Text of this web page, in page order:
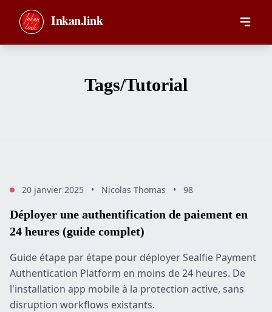
Aller au contenu principal
Inkan.link
Tags/Tutorial
20 janvier 2025 • Nicolas Thomas • 98
Déployer une authentification de paiement en
24 heures (guide complet)
Guide étape par étape pour déployer Sealfie Payment
Authentication Platform en moins de 24 heures. De
l'installation app mobile à la protection active, sans
disruption workflows existants.